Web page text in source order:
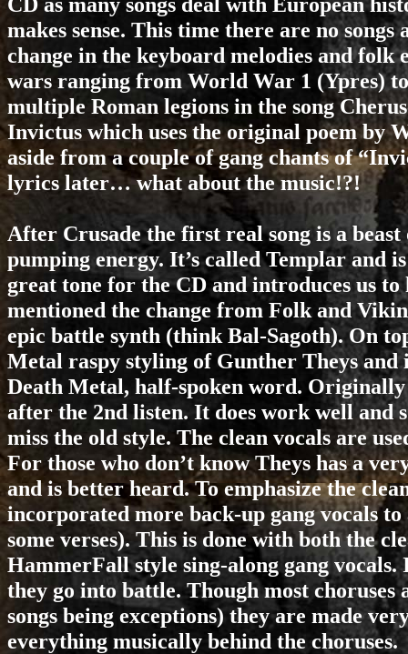
makes sense. This time there are no
change in the keyboard melodies and
wars ranging from World War 1 (Ypres)
multiple Roman legions in the song
Invictus which uses the original poem by
aside from a couple of gang chants of
lyrics later… what about the music!?!
After Crusade the first real song is a
pumping energy. It’s called Templar and
great tone for the CD and introduces us
mentioned the change from Folk and
epic battle synth (think Bal-Sagoth). On
Metal raspy styling of Gunther Theys and
Death Metal, half-spoken word.
after the 2nd listen. It does work well and
miss the old style. The clean vocals are
For those who don’t know Theys has a
and is better heard. To emphasize the
incorporated more back-up gang vocals
some verses). This is done with both the
HammerFall style sing-along gang
they go into battle. Though most
songs being exceptions) they are made
everything musically behind the choruses.